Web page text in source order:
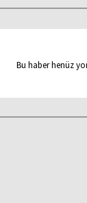
Bu haber henüz